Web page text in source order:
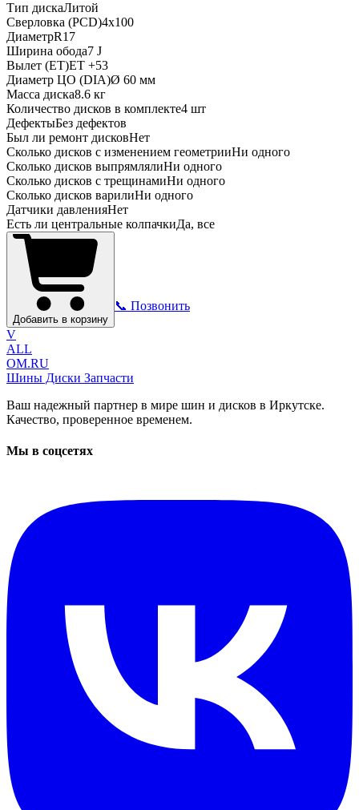
Тип дискаЛитой
Сверловка (PCD)4x100
ДиаметрR17
Ширина обода7 J
Вылет (ET)ET +53
Диаметр ЦО (DIA)Ø 60 мм
Масса диска8.6 кг
Количество дисков в комплекте4 шт
ДефектыБез дефектов
Был ли ремонт дисковНет
Сколько дисков с изменением геометрииНи одного
Сколько дисков выпрямлялиНи одного
Сколько дисков с трещинамиНи одного
Сколько дисков варилиНи одного
Датчики давленияНет
Есть ли центральные колпачкиДа, все
Добавить в корзину
📞 Позвонить
V
ALL
OM.RU
Шины Диски Запчасти
Ваш надежный партнер в мире шин и дисков в Иркутске.
Качество, проверенное временем.
Мы в соцсетях